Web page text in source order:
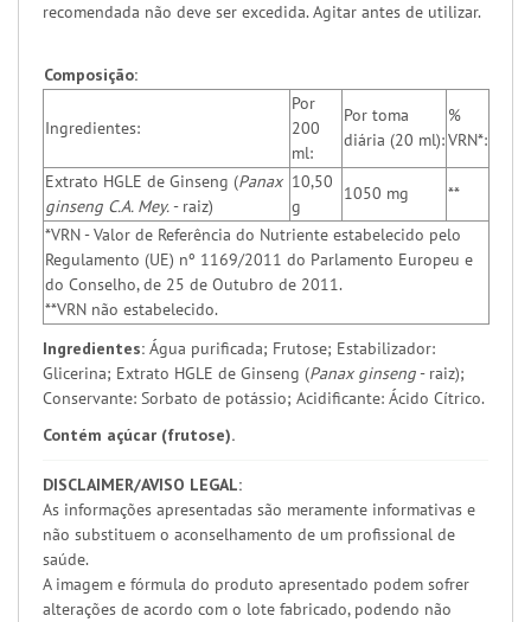
recomendada não deve ser excedida. Agitar antes de utilizar.
Composição:
Ingredientes:
Por
200
ml:
Por toma
diária (20 ml):
%
VRN*:
Extrato HGLE de Ginseng (Panax
ginseng C.A. Mey.- raiz)
10,50
g
1050 mg
**
*VRN - Valor de Referência do Nutriente estabelecido pelo
Regulamento (UE) nº 1169/2011 do Parlamento Europeu e
do Conselho, de 25 de Outubro de 2011.
**VRN não estabelecido.
Ingredientes: Água purificada; Frutose; Estabilizador:
Glicerina; Extrato HGLE de Ginseng (Panax ginseng- raiz);
Conservante: Sorbato de potássio; Acidificante: Ácido Cítrico.
Contém açúcar (frutose).
DISCLAIMER/AVISO LEGAL:
As informações apresentadas são meramente informativas e
não substituem o aconselhamento de um profissional de
saúde.
A imagem e fórmula do produto apresentado podem sofrer
alterações de acordo com o lote fabricado, podendo não